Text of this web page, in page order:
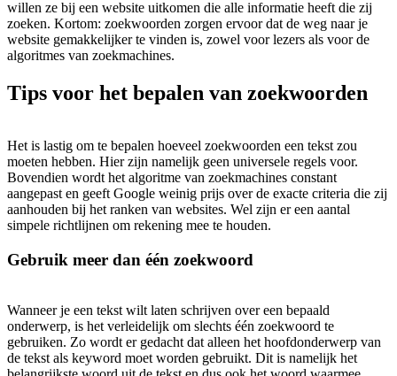
willen ze bij een website uitkomen die alle informatie heeft die zij
zoeken. Kortom: zoekwoorden zorgen ervoor dat de weg naar je
website gemakkelijker te vinden is, zowel voor lezers als voor de
algoritmes van zoekmachines.
Tips voor het bepalen van zoekwoorden
Het is lastig om te bepalen hoeveel zoekwoorden een tekst zou
moeten hebben. Hier zijn namelijk geen universele regels voor.
Bovendien wordt het algoritme van zoekmachines constant
aangepast en geeft Google weinig prijs over de exacte criteria die zij
aanhouden bij het ranken van websites. Wel zijn er een aantal
simpele richtlijnen om rekening mee te houden.
Gebruik meer dan één zoekwoord
Wanneer je een tekst wilt laten schrijven over een bepaald
onderwerp, is het verleidelijk om slechts één zoekwoord te
gebruiken. Zo wordt er gedacht dat alleen het hoofdonderwerp van
de tekst als keyword moet worden gebruikt. Dit is namelijk het